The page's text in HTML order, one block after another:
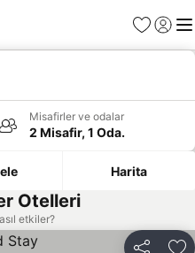
Favoriler
Giriş
Misafirler ve odalar
2 Misafir, 1 Oda.
Harita
Otelleri
etkiler?